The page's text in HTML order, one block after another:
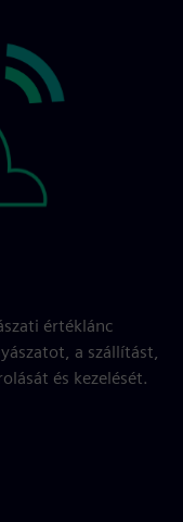
értéklánc
a szállítást,
és kezelését.